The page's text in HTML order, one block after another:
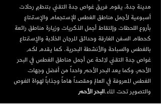
مدينة جدة، يقوم فريق غواص جدة التقني بتنظيم رحلات
أسبوعية لأجمل مناطق الغطس للإستجمام والإستمتاع
بأروع اللحظات وإلتقاط أجمل الذكريات وزيارة مناطق رائعة
كحطام السفن الغارقة وحدائق المرجان الخلابة والإستمتاع
بالغطس والسباحة والأنشطة البحرية. كما يقدم لكم
غواص جدة التقني لائحة عن أجمل مناطق الغطس في البحر
الأحمر، وكما يعد البحر الأحمر واحداً من أفضل وجهات
الغطس المعروفة في العالم ومقصداً هاماً وجذاباً لهواة الغوص
والتصوير تحت الماء.البحر الأحمر